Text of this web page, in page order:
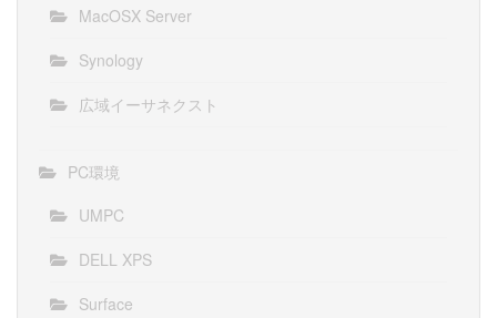
MacOSX Server
Synology
広域イーサネクスト
PC環境
UMPC
DELL XPS
Surface